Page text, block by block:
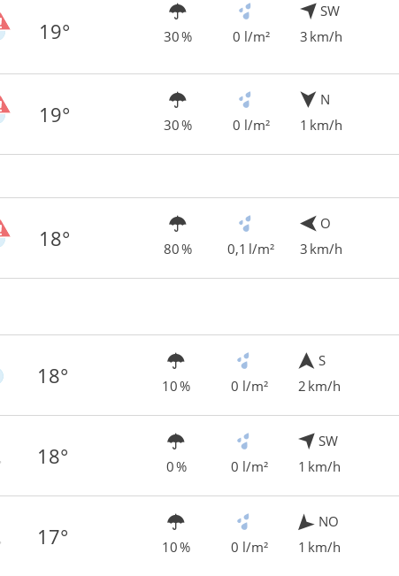
19° 30 % 0 l/m²
SW
3 km/h
19° 30 % 0 l/m²
N
1 km/h
18° 80 % 0,1 l/m²
O
3 km/h
18° 10 % 0 l/m²
S
2 km/h
18° 0 % 0 l/m²
SW
1 km/h
17° 10 % 0 l/m²
NO
1 km/h